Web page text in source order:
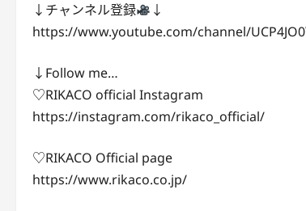
↓チャンネル登録
↓
https://www.youtube.com/channel/
↓Follow me…
♡RIKACO official Instagram
https://instagram.com/rikaco_official/
♡RIKACO Official page
https://www.rikaco.co.jp/